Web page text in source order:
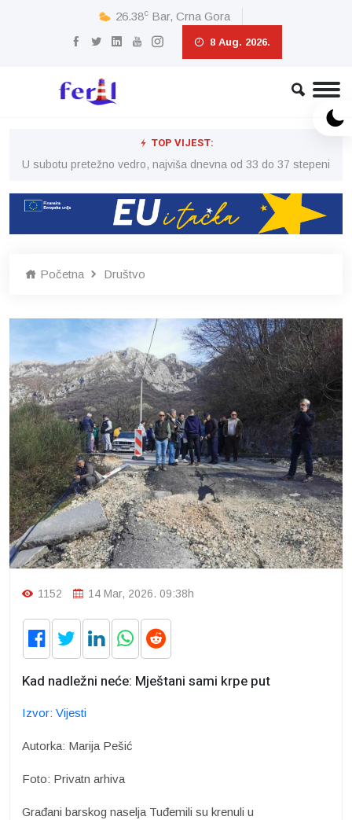
26.38c Bar, Crna Gora
8 Aug. 2026.
TOP VIJEST:
U subotu pretežno vedro, najviša dnevna od 33 do 37 stepeni
Početna Društvo
1152 14 Mar, 2026. 09:38h
Kad nadležni neće: Mještani sami krpe put
Izvor: Vijesti
Autorka: Marija Pešić
Foto: Privatn arhiva
Građani barskog naselja Tuđemili su krenuli u